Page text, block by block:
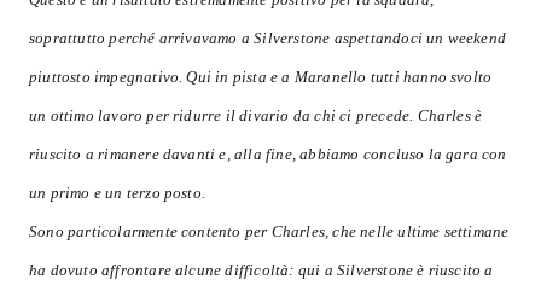
soprattutto perché arrivavamo a Silverstone aspettandoci un weekend
piuttosto impegnativo. Qui in pista e a Maranello tutti hanno svolto
un ottimo lavoro per ridurre il divario da chi ci precede. Charles è
riuscito a rimanere davanti e, alla fine, abbiamo concluso la gara con
un primo e un terzo posto.
Sono particolarmente contento per Charles, che nelle ultime settimane
ha dovuto affrontare alcune difficoltà: qui a Silverstone è riuscito a